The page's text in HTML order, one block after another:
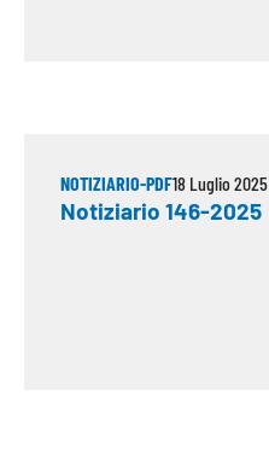
NOTIZIARIO-PDF18 Luglio 2025
Notiziario 146-2025